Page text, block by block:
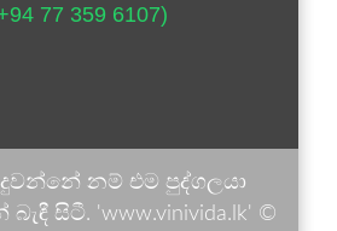
77 359 6107)
නම් එම පුද්ගලයා
සිටී. 'www.vinivida.lk' ©